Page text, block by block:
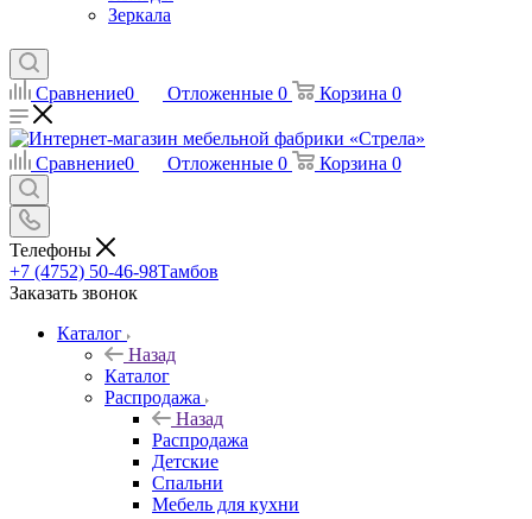
Зеркала
Сравнение0 Отложенные 0 Корзина 0
Сравнение0 Отложенные 0 Корзина 0
Телефоны
+7 (4752) 50-46-98Тамбов
Заказать звонок
Каталог
Назад
Каталог
Распродажа
Назад
Распродажа
Детские
Спальни
Мебель для кухни